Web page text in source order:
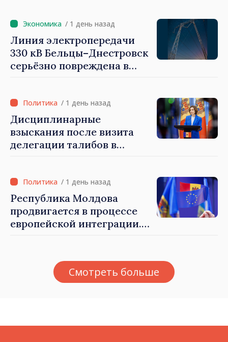
быть свободными и
честными»
/ 1 день назад
Линия электропередачи
330 кВ Бельцы–Днестровск
серьёзно повреждена в
/ 1 день назад
Дисциплинарные
взыскания после визита
делегации талибов в
занимающие высокие
должности, не знают
политики государства»
/ 1 день назад
Республика Молдова
продвигается в процессе
европейской интеграции.
блокирует»
Смотреть больше